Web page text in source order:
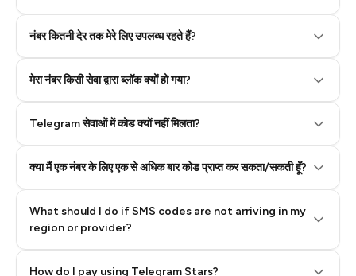
नंबर कितनी देर तक मेरे लिए उपलब्ध रहते हैं?
मेरा नंबर किसी सेवा द्वारा ब्लॉक क्यों हो गया?
Telegram सेवाओं में कोड क्यों नहीं मिलता?
क्या मैं एक नंबर के लिए एक से अधिक बार कोड प्राप्त कर सकता/सकती हूँ?
What should I do if SMS codes are not arriving in my
region or provider?
How do I pay using Telegram Stars?